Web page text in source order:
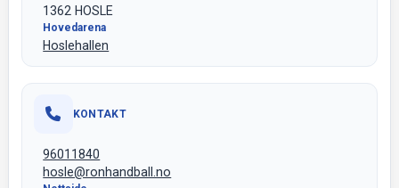
1362 HOSLE
Hovedarena
Hoslehallen
KONTAKT
96011840
hosle@ronhandball.no